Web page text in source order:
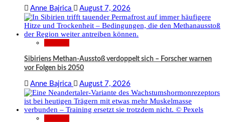
Anne Bajrica August 7, 2026
Sibiriens Methan-Ausstoß verdoppelt sich – Forscher warnen
vor Folgen bis 2050
Anne Bajrica August 7, 2026